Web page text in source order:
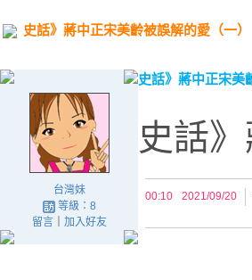
史話》蔣中正宋美齡被誤解的愛（一）
台灣妹
等級：8
留言｜ 加入好友
史話》蔣中正宋美
史話
00:10 2021/09/20